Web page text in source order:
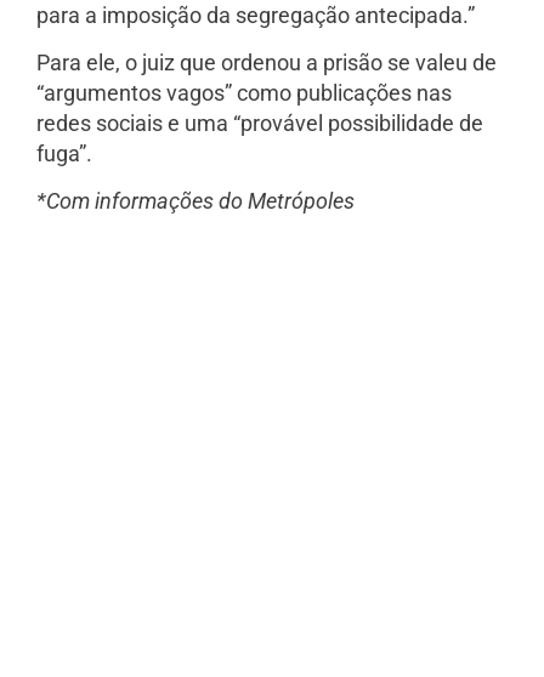
para a imposição da segregação antecipada.”
Para ele, o juiz que ordenou a prisão se valeu de
“argumentos vagos” como publicações nas
redes sociais e uma “provável possibilidade de
fuga”.
*Com informações do Metrópoles